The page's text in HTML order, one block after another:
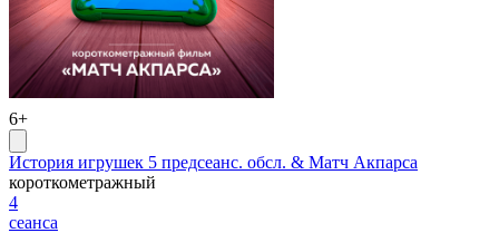
6+
История игрушек 5 предсеанс. обсл. & Матч Акпарса
короткометражный
4
сеанса